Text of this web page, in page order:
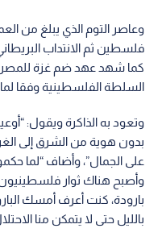
فلسطين ثم الانتداب
كما شهد عهد ضم غزة
السلطة الفلسطينية وفقا لما
وتعود به الذاكرة ويقول:
بدون هوية من الشرق إلى
على الجمال”، وأضاف “لما
وأصبح هناك ثوار
بارودة، كنت أعرف أمسك
بالليل حتى لا يتمكن منا